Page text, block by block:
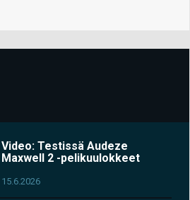
Video: Testissä Audeze
Maxwell 2 -pelikuulokkeet
15.6.2026